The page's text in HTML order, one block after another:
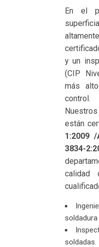
En el
y un
(CIP
más
control.
están
1:2009 /
3834-
calidad
soldadura
soldadas.